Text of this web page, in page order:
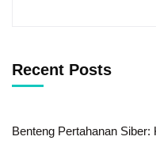
Recent Posts
Benteng Pertahanan